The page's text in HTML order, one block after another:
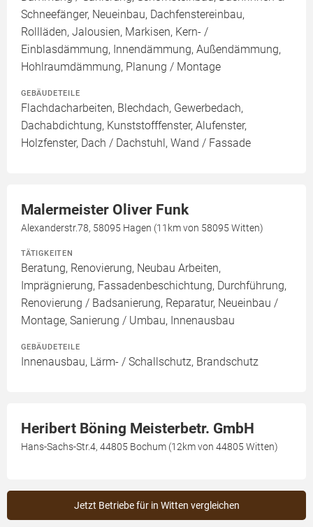
Schneefänger, Neueinbau, Dachfenstereinbau,
Rollläden, Jalousien, Markisen, Kern- /
Einblasdämmung, Innendämmung, Außendämmung,
Hohlraumdämmung, Planung / Montage
GEBÄUDETEILE
Flachdacharbeiten, Blechdach, Gewerbedach,
Dachabdichtung, Kunststofffenster, Alufenster,
Holzfenster, Dach / Dachstuhl, Wand / Fassade
Malermeister Oliver Funk
Alexanderstr.78, 58095 Hagen (11km von 58095 Witten)
TÄTIGKEITEN
Beratung, Renovierung, Neubau Arbeiten,
Imprägnierung, Fassadenbeschichtung, Durchführung,
Renovierung / Badsanierung, Reparatur, Neueinbau /
Montage, Sanierung / Umbau, Innenausbau
GEBÄUDETEILE
Innenausbau, Lärm- / Schallschutz, Brandschutz
Heribert Böning Meisterbetr. GmbH
Hans-Sachs-Str.4, 44805 Bochum (12km von 44805 Witten)
Jetzt Betriebe für in Witten vergleichen